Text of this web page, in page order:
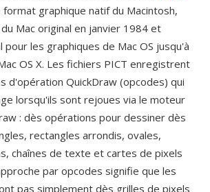
format graphique natif du Macintosh,
Mac original en janvier 1984 et
les graphiques de Mac OS jusqu'à
OS X. Les fichiers PICT enregistrent
d'opération QuickDraw (opcodes) qui
lorsqu'ils sont rejoues via le moteur
: dès opérations pour dessiner dès
rectangles arrondis, ovales,
chaînes de texte et cartes de pixels
par opcodes signifie que les
pas simplement dès grilles de pixels